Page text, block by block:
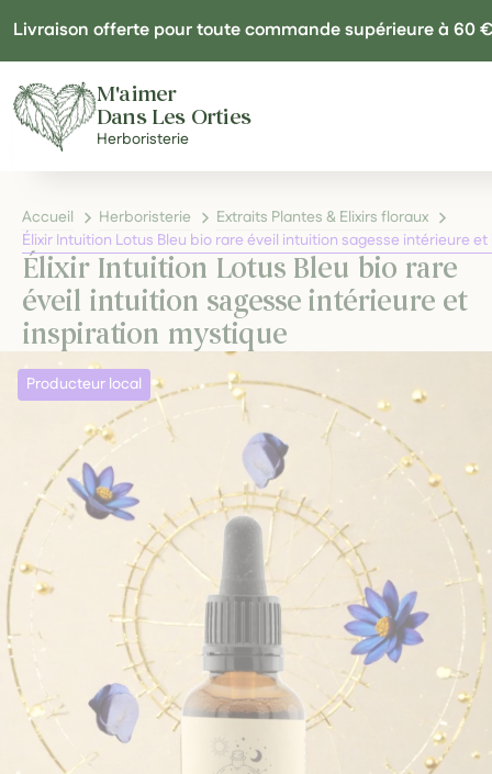
Livraison offerte pour toute commande supérieure à 60 €
M'aimer
Dans Les Orties
Herboristerie
Accueil Herboristerie
Extraits Plantes & Elixirs floraux
Élixir Intuition Lotus Bleu bio rare éveil intuition sagesse intérieure
Élixir Intuition Lotus Bleu bio rare
éveil intuition sagesse intérieure et
inspiration mystique